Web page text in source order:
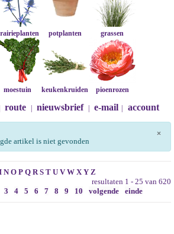
potplanten grassen
moestuin keukenkruiden pioenrozen
route nieuwsbrief e-mail account
×
artikel is niet gevonden
N O P Q R S T U V W X Y Z
resultaten 1 - 25 van 620
3 4 5 6 7 8 9 10 volgende einde